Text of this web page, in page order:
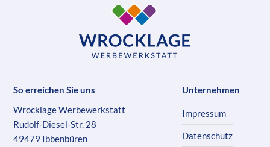
So erreichen Sie uns
Wrocklage Werbewerkstatt
Rudolf-Diesel-Str. 28
49479 Ibbenbüren
Unternehmen
Impressum
Datenschutz